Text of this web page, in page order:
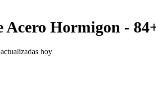
Acero Hormigon -
hoy